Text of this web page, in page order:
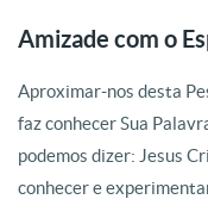
Amizade com o
Aproximar-nos desta
faz conhecer Sua
podemos dizer: Jesus
conhecer e